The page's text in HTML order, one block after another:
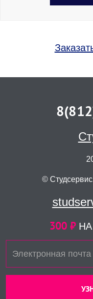
©
300 ₽